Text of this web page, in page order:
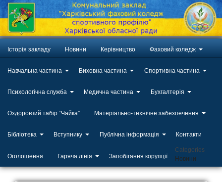
Історія закладу Новини Керівництво Фаховий коледж
Навчальна частина Виховна частина Спортивна частина
Психологічна служба Медична частина Бухгалтерія
Оздоровчий табір “Чайка” Матеріально-технічне забезпечення
Бібліотека Вступнику Публічна інформація Контакти
Оголошення Гаряча лінія Запобігання корупції
Categories
Новини